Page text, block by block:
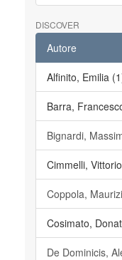
DISCOVER
Autore
Alfinito, Emilia
Barra,
Bignardi,
Cimmelli,
Coppola,
Cosimato,
De Dominicis,